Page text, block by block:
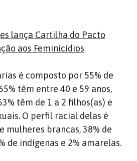
lança Cartilha do Pacto
aos Feminicídios
é composto por 55% de
têm entre 40 e 59 anos,
têm de 1 a 2 filhos(as) e
O perfil racial delas é
mulheres brancas, 38% de
de indígenas e 2% amarelas.